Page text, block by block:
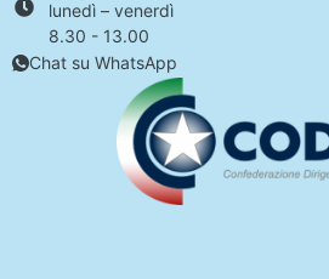
lunedì – venerdì
8.30 - 13.00
Chat su WhatsApp